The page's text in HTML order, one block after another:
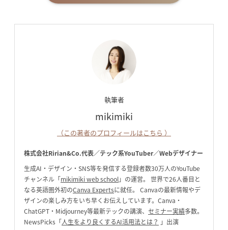
執筆者
mikimiki
（この著者のプロフィールはこちら ）
株式会社Ririan&Co.代表／テック系YouTuber／Webデザイナー
生成AI・デザイン・SNS等を発信する登録者数30万人のYouTube
チャンネル「mikimiki web school」の運営。 世界で26人番目と
なる英語圏外初のCanva Expertsに就任。 Canvaの最新情報やデ
ザインの楽しみ方をいち早くお伝えしています。Canva・
ChatGPT・Midjourney等最新テックの講演、 セミナー実績多数。
NewsPicks「人生をより良くするAI活用法とは？ 」出演